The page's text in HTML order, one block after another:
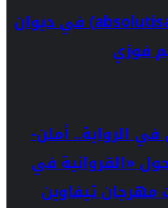
شعرية الإطلاق (absolutisation) في ديوان
فوزي
في الرواية.. أملن-
«القروانية في
مهرجان تيفاوين